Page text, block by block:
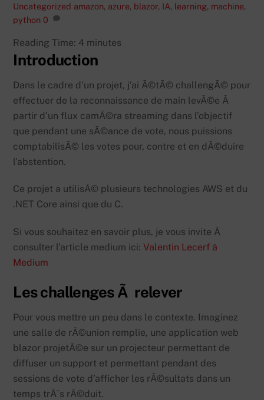
Uncategorized amazon, azure, blazor, IA, learning, machine,
python 0
Reading Time: 4 minutes
Introduction
Dans le cadre d’un projet, j’ai Ã©tÃ© challengÃ© pour
effectuer de la reconnaissance de main levÃ©e Ã
partir d’un flux camÃ©ra streaming dans l’objectif
que pendant une sÃ©ance de vote, nous puissions
comptabilisÃ© les votes pour, contre et en dÃ©duire
l’abstention.
Ce projet a utilisÃ© plusieurs technologies AWS et du
.NET Core ainsi que du C.
Si vous souhaitez en savoir plus, je vous invite Ã
consulter l’article medium ici: Valentin Lecerf â
Medium
Les challenges Ã relever
Pour vous mettre un peu dans le contexte. Imaginez
une salle de rÃ©union remplie, une application web
blazor projetÃ©e sur un projecteur permettant de
diffuser un support et permettant pendant des
sessions de vote d’afficher les rÃ©sultats dans un
temps trÃ¨s rÃ©duit.